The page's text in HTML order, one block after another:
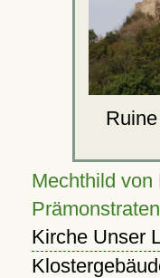
Mechthild von
Kirche Unser